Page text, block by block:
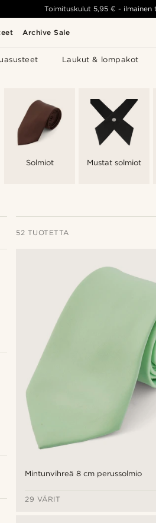
Archive Sale
Laukut & lompakot
Toimituskulut 5,95 € - ilmainen
Solmiot Mustat solmiot
52 TUOTETTA
Mintunvihreä 8 cm perussolmio
29 VÄRIT